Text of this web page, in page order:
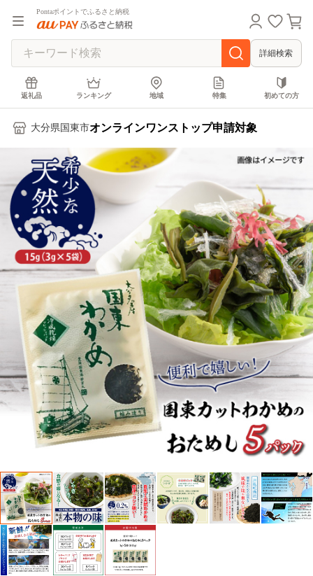
Pontaポイントでふるさと納税
詳細検索
返礼品 ランキング 地域 特集 初めての方
大分県国東市オンラインワンストップ申請対象